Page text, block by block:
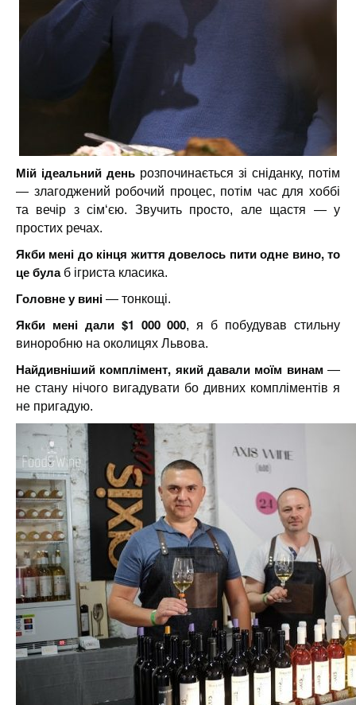
Мій ідеальний день розпочинається зі сніданку, потім
— злагоджений робочий процес, потім час для хоббі
та вечір з сім‘єю. Звучить просто, але щастя — у
простих речах.
Якби мені до кінця життя довелось пити одне вино, то
це була б ігриста класика.
Головне у вині — тонкощі.
Якби мені дали $1 000 000, я б побудував стильну
виноробню на околицях Львова.
Найдивніший комплімент, який давали моїм винам —
не стану нічого вигадувати бо дивних компліментів я
не пригадую.